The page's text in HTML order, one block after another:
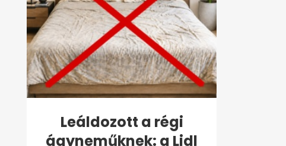
Leáldozott a régi
ágyneműknek: a Lidl